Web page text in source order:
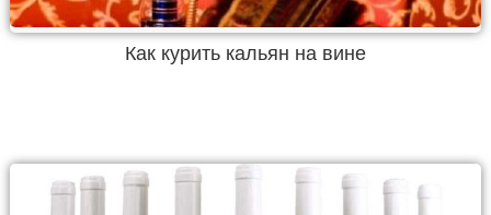
Как курить кальян на вине